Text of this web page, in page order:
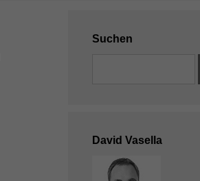
Suchen
David Vasella